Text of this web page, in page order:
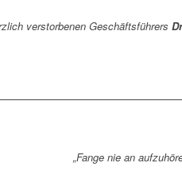
verstorbenen Geschäftsführers
„Fange nie an